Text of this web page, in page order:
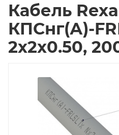
Кабель
КПСнг(А)-
2x2x0.50,